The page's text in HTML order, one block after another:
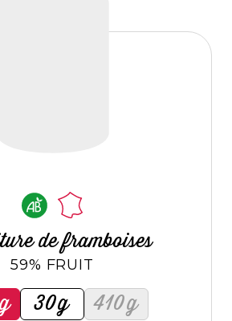
de framboises
59% FRUIT
30g 410g